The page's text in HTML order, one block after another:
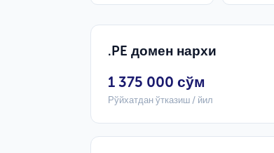
.PE домен нархи
1 375 000 сўм
Рўйхатдан ўтказиш / йил